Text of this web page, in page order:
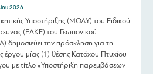
2026
Υποστήριξης (ΜΟΔΥ) του Ειδικού
(ΕΛΚΕ) του Γεωπονικού
δημοσιεύει την πρόσκληση για τη
μίας (1) θέσης Κατόχου Πτυχίου
με τίτλο «Υποστήριξη παρεμβάσεων